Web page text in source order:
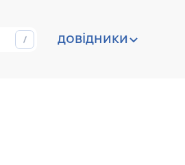
довідники